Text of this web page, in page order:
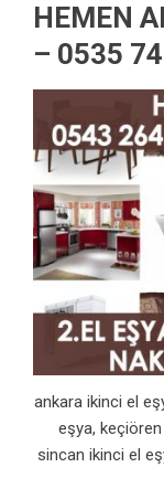
HEMEN
– 0535
ankara ikinci el
eşya,
sincan ikinci el